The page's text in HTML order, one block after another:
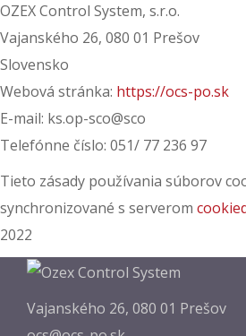
OZEX Control System, s.r.o.
Vajanského 26, 080 01 Prešov
Slovensko
Webová stránka: https://ocs-po.sk
E-mail: ks.op-sco@sco
Telefónne číslo: 051/ 77 236 97
Tieto zásady používania súborov
synchronizované s serverom
2022
Vajanského 26, 080 01 Prešov